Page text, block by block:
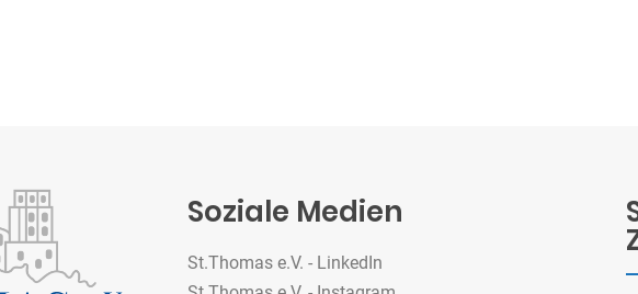
Soziale Medien
St.Thomas e.V. - LinkedIn